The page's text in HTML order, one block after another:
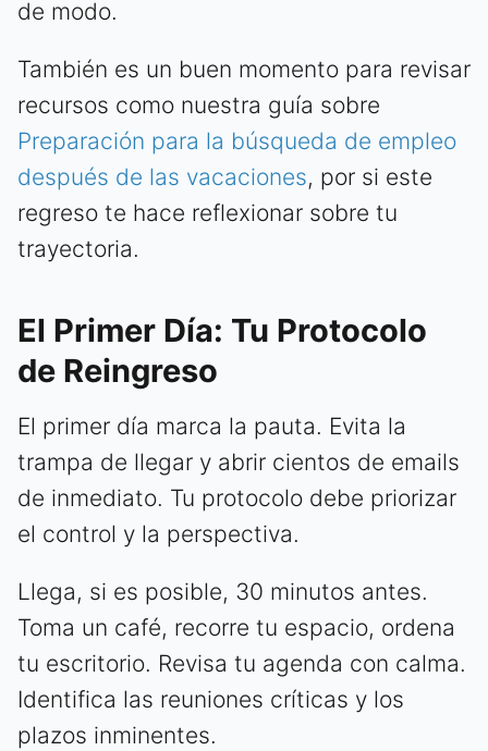
de modo.
También es un buen momento para revisar
recursos como nuestra guía sobre
Preparación para la búsqueda de empleo
después de las vacaciones, por si este
regreso te hace reflexionar sobre tu
trayectoria.
El Primer Día: Tu Protocolo
de Reingreso
El primer día marca la pauta. Evita la
trampa de llegar y abrir cientos de emails
de inmediato. Tu protocolo debe priorizar
el control y la perspectiva.
Llega, si es posible, 30 minutos antes.
Toma un café, recorre tu espacio, ordena
tu escritorio. Revisa tu agenda con calma.
Identifica las reuniones críticas y los
plazos inminentes.